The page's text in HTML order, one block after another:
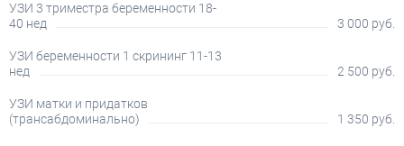
УЗИ 3 триместра беременности 18-
40 нед
3 000 руб.
УЗИ беременности 1 скрининг 11-13
нед
2 500 руб.
УЗИ матки и придатков
(трансабдоминально)
1 350 руб.